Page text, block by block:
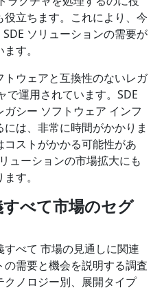
立ちます。これにより、今
ソリューションの需要が
す。
ウェアと互換性のないレガ
で運用されています。SDE
シー ソフトウェア インフ
は、非常に時間がかかりま
ストがかかる可能性があ
ューションの市場拡大にも
す。
べて市場のセグ
べて 市場の見通しに関連
需要と機会を説明する調査
ノロジー別、展開タイプ